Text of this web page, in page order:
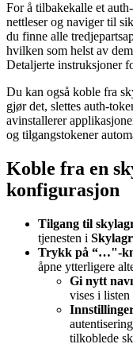
For å tilbakekalle et
nettleser og naviger til
du finne alle
hvilken som helst av
Detaljerte instruksjoner
Du kan også koble fra
gjør det, slettes auth-
avinstallerer
og tilgangstokener
Koble fra en
konfigurasjon
Tilgang til
tjenesten i
Trykk på “…"-
åpne ytterligere
Gi nytt
vises i listen
tilkoblede